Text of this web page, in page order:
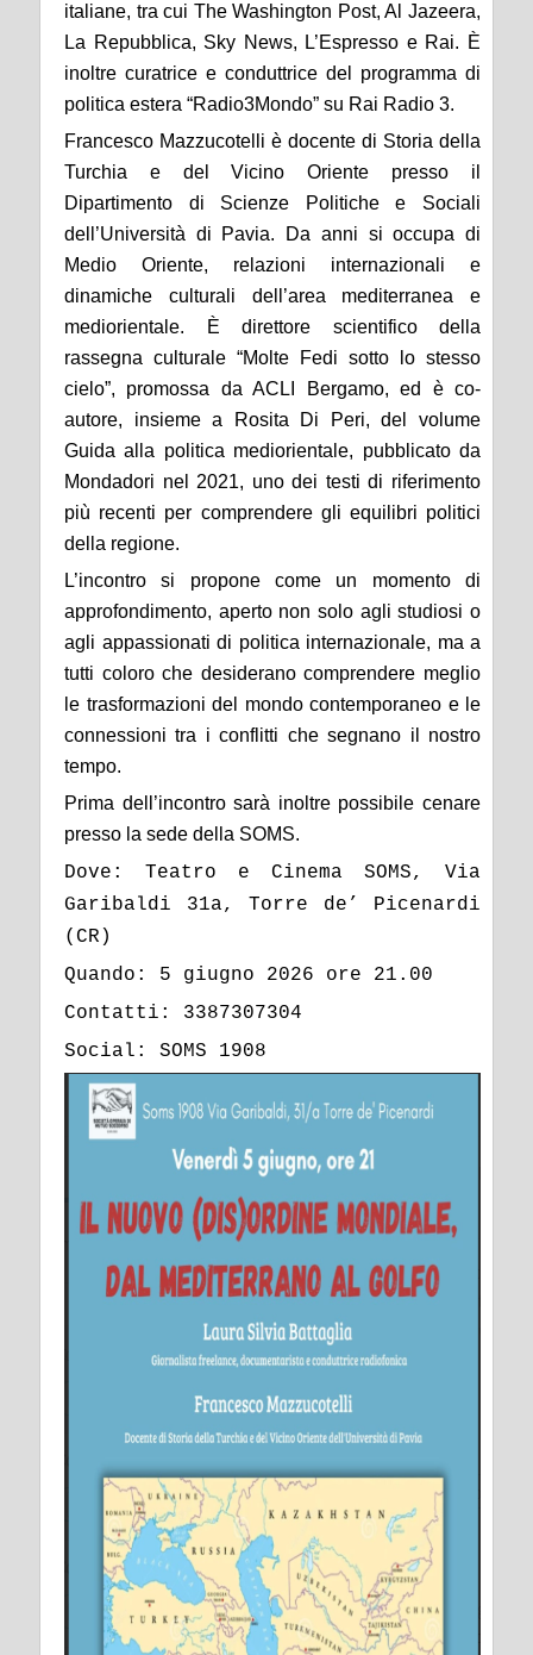
italiane, tra cui The Washington Post, Al Jazeera,
La Repubblica, Sky News, L’Espresso e Rai. È
inoltre curatrice e conduttrice del programma di
politica estera “Radio3Mondo” su Rai Radio 3.
Francesco Mazzucotelli è docente di Storia della
Turchia e del Vicino Oriente presso il
Dipartimento di Scienze Politiche e Sociali
dell’Università di Pavia. Da anni si occupa di
Medio Oriente, relazioni internazionali e
dinamiche culturali dell’area mediterranea e
mediorientale. È direttore scientifico della
rassegna culturale “Molte Fedi sotto lo stesso
cielo”, promossa da ACLI Bergamo, ed è co-
autore, insieme a Rosita Di Peri, del volume
Guida alla politica mediorientale, pubblicato da
Mondadori nel 2021, uno dei testi di riferimento
più recenti per comprendere gli equilibri politici
della regione.
L’incontro si propone come un momento di
approfondimento, aperto non solo agli studiosi o
agli appassionati di politica internazionale, ma a
tutti coloro che desiderano comprendere meglio
le trasformazioni del mondo contemporaneo e le
connessioni tra i conflitti che segnano il nostro
tempo.
Prima dell’incontro sarà inoltre possibile cenare
presso la sede della SOMS.
Dove: Teatro e Cinema SOMS, Via
Garibaldi 31a, Torre de’ Picenardi
(CR)
Quando: 5 giugno 2026 ore 21.00
Contatti: 3387307304
Social: SOMS 1908